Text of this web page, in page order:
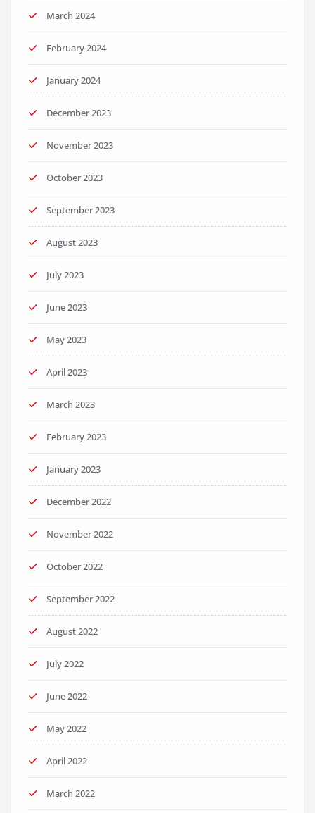
March 2024
February 2024
January 2024
December 2023
November 2023
October 2023
September 2023
August 2023
July 2023
June 2023
May 2023
April 2023
March 2023
February 2023
January 2023
December 2022
November 2022
October 2022
September 2022
August 2022
July 2022
June 2022
May 2022
April 2022
March 2022